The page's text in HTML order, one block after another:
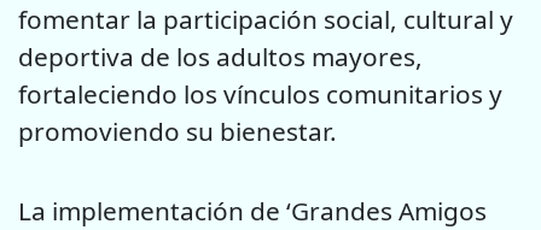
fomentar la participación social, cultural y
deportiva de los adultos mayores,
fortaleciendo los vínculos comunitarios y
promoviendo su bienestar.
La implementación de ‘Grandes Amigos